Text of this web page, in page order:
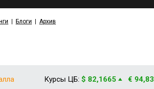
Блоги Архив
Курсы ЦБ: $ 82,1665 €